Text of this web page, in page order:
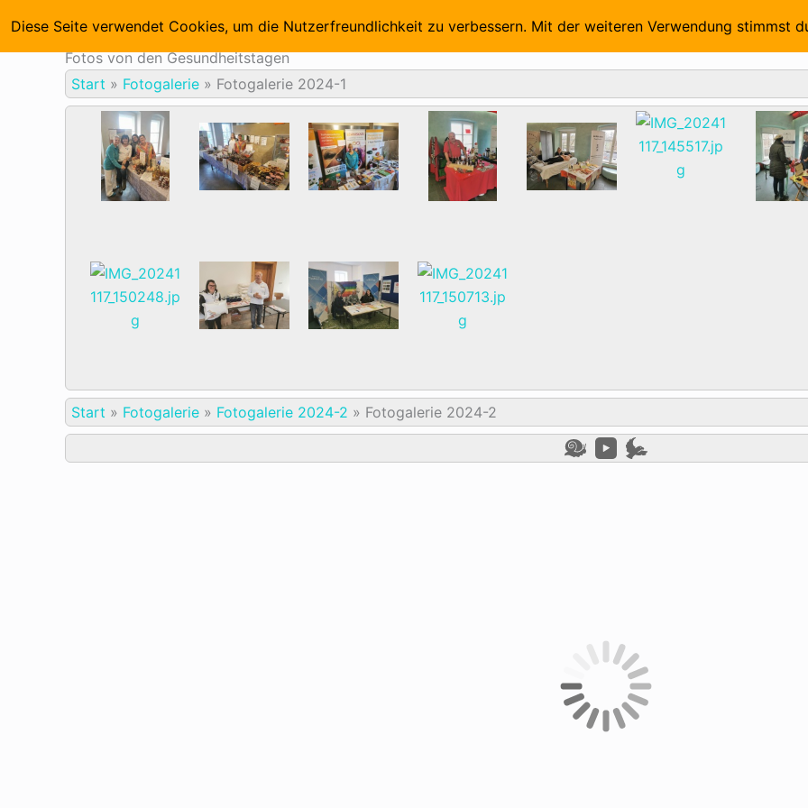
Inhalt
springen
Startseite Aussteller 2026 Vorträge und Referenten 2026
Fotos von den Gesundheitstagen
Start » Fotogalerie » Fotogalerie 2024-1
Start » Fotogalerie » Fotogalerie 2024-2 » Fotogalerie 2024-2
Diese Seite verwendet Cookies, um die Nutzerfreundlichkeit zu verbessern. Mit der weiteren Verwendung stimmst